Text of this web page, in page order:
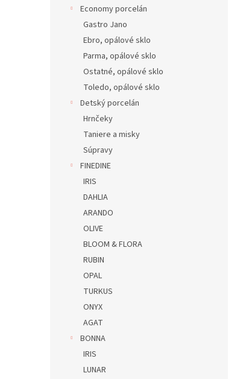
Economy porcelán
Gastro Jano
Ebro, opálové sklo
Parma, opálové sklo
Ostatné, opálové sklo
Toledo, opálové sklo
Detský porcelán
Hrnčeky
Taniere a misky
Súpravy
FINEDINE
IRIS
DAHLIA
ARANDO
OLIVE
BLOOM & FLORA
RUBIN
OPAL
TURKUS
ONYX
AGAT
BONNA
IRIS
LUNAR